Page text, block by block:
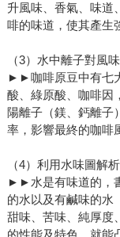
升風味、香氣、味道
啡的味道，使其產生
（3）水中離子對風
►►咖啡原豆中有七
酸、綠原酸、咖啡因
陽離子（鎂、鈣離子
率，影響最終的咖啡
（4）利用水味圖解
►►水是有味道的，
的水以及有鹹味的水
甜味、苦味、純厚度
的性能及特色，就能